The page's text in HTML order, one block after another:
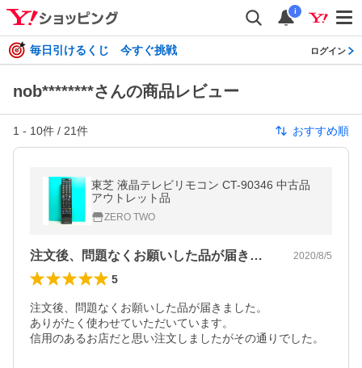
i
毎日引けるくじ 今すぐ挑戦 ログイン
nob********さんの商品レビュー
1 - 10件 / 21件 おすすめ順
東芝 液晶テレビリモコン CT-90346 中古品
アウトレット品
ZERO TWO
注文後、問題なくお願いした品が届きまし… 2020/8/5
5
注文後、問題なくお願いした品が届きました。
ありがたく使わせていただいています。
信用のあるお店だと思い注文しましたがその通りでした。